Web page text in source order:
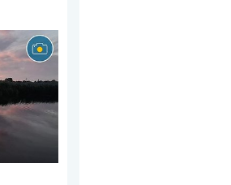
Weer&Radar uploader. . . zaterdag 25